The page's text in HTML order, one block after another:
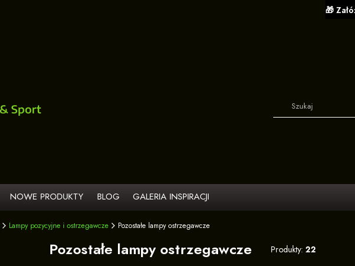
NOWE PRODUKTY BLOG GALERIA INSPIRACJI
Lampy pozycyjne i ostrzegawcze Pozostałe lampy ostrzegawcze
Pozostałe lampy ostrzegawcze Produkty: 22